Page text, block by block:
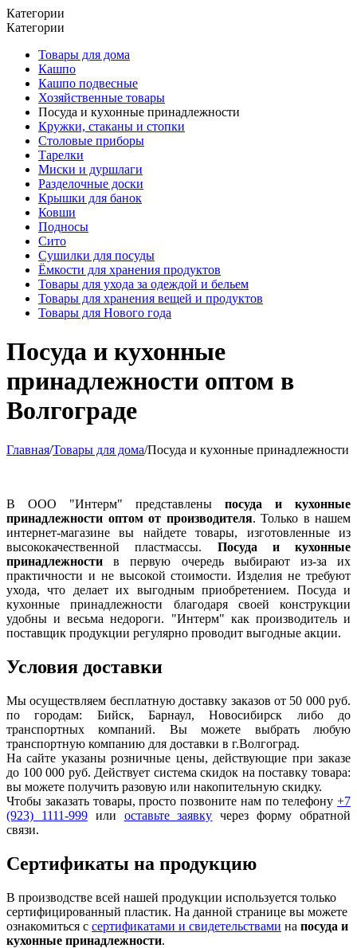
Категории
Категории
Товары для дома
Кашпо
Кашпо подвесные
Хозяйственные товары
Посуда и кухонные принадлежности
Кружки, стаканы и стопки
Столовые приборы
Тарелки
Миски и дуршлаги
Разделочные доски
Крышки для банок
Ковши
Подносы
Сито
Сушилки для посуды
Ёмкости для хранения продуктов
Товары для ухода за одеждой и бельем
Товары для хранения вещей и продуктов
Товары для Нового года
Посуда и кухонные
принадлежности оптом в
Волгограде
Главная/Товары для дома/Посуда и кухонные принадлежности
В ООО "Интерм" представлены посуда и кухонные
принадлежности оптом от производителя. Только в нашем
интернет-магазине вы найдете товары, изготовленные из
высококачественной пластмассы. Посуда и кухонные
принадлежности
в первую очередь выбирают из-за их
практичности и не высокой стоимости. Изделия не требуют
ухода, что делает их выгодным приобретением. Посуда и
кухонные принадлежности благодаря своей конструкции
удобны и весьма недороги. "Интерм" как производитель и
поставщик продукции регулярно проводит выгодные акции.
Условия доставки
Мы осуществляем бесплатную доставку заказов от 50 000 руб.
по городам: Бийск, Барнаул, Новосибирск либо до
транспортных компаний. Вы можете выбрать любую
транспортную компанию для доставки в г.Волгоград.
На сайте указаны розничные цены, действующие при заказе
до 100 000 руб. Действует система скидок на поставку товара:
вы можете получить разовую или накопительную скидку.
Чтобы заказать товары, просто позвоните нам по телефону +7
(923) 1111-999или оставьте заявку
через форму обратной
связи.
Сертификаты на продукцию
В производстве всей нашей продукции используется только
сертифицированный пластик. На данной странице вы можете
ознакомиться с сертификатами и свидетельствами на посуда и
кухонные принадлежности.